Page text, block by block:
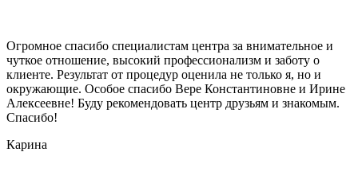
Огромное спасибо специалистам центра за внимательное и
чуткое отношение, высокий профессионализм и заботу о
клиенте. Результат от процедур оценила не только я, но и
окружающие. Особое спасибо Вере Константиновне и Ирине
Алексеевне! Буду рекомендовать центр друзьям и знакомым.
Спасибо!
Карина